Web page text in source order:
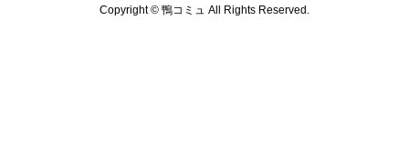
Copyright © 鴨コミュ All Rights Reserved.